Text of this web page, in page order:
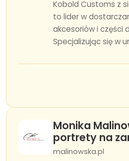
Kobold Customs z
to lider w
akcesoriów i części
Specjalizując się w
Monika
portrety na
malinowska.pl